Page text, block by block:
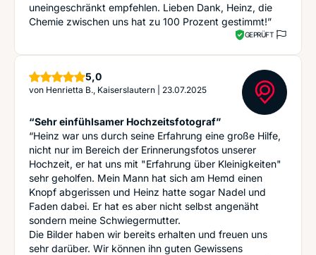
uneingeschränkt empfehlen. Lieben Dank, Heinz, die
Chemie zwischen uns hat zu 100 Prozent gestimmt!”
GEPRÜFT
5,0Sterne
von Henrietta B., Kaiserslautern 23.07.2025
“Sehr einfühlsamer Hochzeitsfotograf”
“Heinz war uns durch seine Erfahrung eine große Hilfe,
nicht nur im Bereich der Erinnerungsfotos unserer
Hochzeit, er hat uns mit "Erfahrung über Kleinigkeiten"
sehr geholfen. Mein Mann hat sich am Hemd einen
Knopf abgerissen und Heinz hatte sogar Nadel und
Faden dabei. Er hat es aber nicht selbst angenäht
sondern meine Schwiegermutter.
Die Bilder haben wir bereits erhalten und freuen uns
sehr darüber. Wir können ihn guten Gewissens